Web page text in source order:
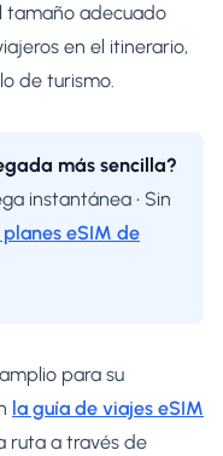
tamaño adecuado
en el itinerario,
de turismo.
más sencilla?
instantánea • Sin
planes eSIM de
para su
la guía de viajes eSIM
ruta a través de